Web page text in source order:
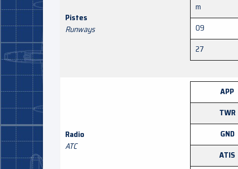
Pistes
Runways
m
09
27
Radio
ATC
APP
TWR
GND
ATIS